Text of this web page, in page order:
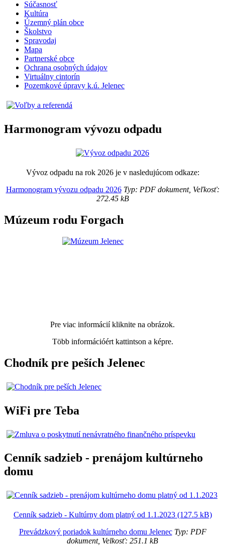
Súčasnosť
Kultúra
Územný plán obce
Školstvo
Spravodaj
Mapa
Partnerské obce
Ochrana osobných údajov
Virtuálny cintorín
Pozemkové úpravy k.ú. Jelenec
Harmonogram vývozu odpadu
Vývoz odpadu na rok 2026 je v nasledujúcom odkaze:
Harmonogram vývozu odpadu 2026Typ: PDF dokument, Veľkosť:
272.45 kB
Múzeum rodu Forgach
Pre viac informácií kliknite na obrázok.
Több információért kattintson a képre.
Chodník pre peších Jelenec
WiFi pre Teba
Cenník sadzieb - prenájom kultúrneho
domu
Cenník sadzieb - Kultúrny dom platný od 1.1.2023 (127.5 kB)
Prevádzkový poriadok kultúrneho domu JelenecTyp: PDF
dokument, Velkosť: 251.1 kB